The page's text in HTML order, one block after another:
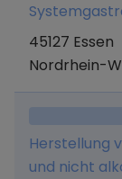
Speiseeisen.
45127 Essen
Nordrhein-
Herstellung
und nicht